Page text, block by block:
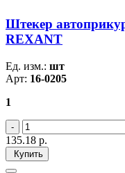
Штекер
REXANT
Ед. изм.: шт
Арт: 16-0205
1
135.18 р.
Купить